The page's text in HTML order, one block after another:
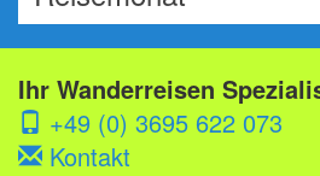
Ihr Wanderreisen
+49 (0) 3695 622 073
Kontakt